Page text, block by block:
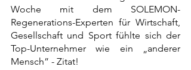
Woche mit dem SOLEMON-
Regenerations-Experten für Wirtschaft,
Gesellschaft und Sport fühlte sich der
Top-Unternehmer wie ein „anderer
Mensch” - Zitat!